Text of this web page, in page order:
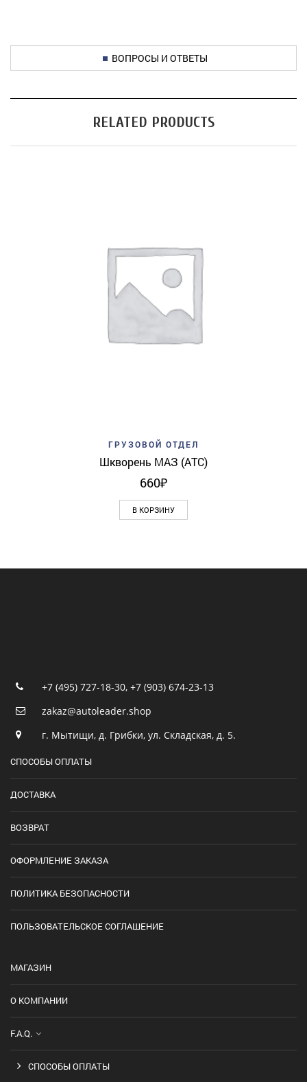
ВОПРОСЫ И ОТВЕТЫ
RELATED PRODUCTS
ГРУЗОВОЙ ОТДЕЛ
Шкворень МАЗ (АТС)
660₽
В КОРЗИНУ
+7 (495) 727-18-30, +7 (903) 674-23-13
zakaz@autoleader.shop
г. Мытищи, д. Грибки, ул. Складская, д. 5.
СПОСОБЫ ОПЛАТЫ
ДОСТАВКА
ВОЗВРАТ
ОФОРМЛЕНИЕ ЗАКАЗА
ПОЛИТИКА БЕЗОПАСНОСТИ
ПОЛЬЗОВАТЕЛЬСКОЕ СОГЛАШЕНИЕ
МАГАЗИН
О КОМПАНИИ
F.A.Q.
СПОСОБЫ ОПЛАТЫ